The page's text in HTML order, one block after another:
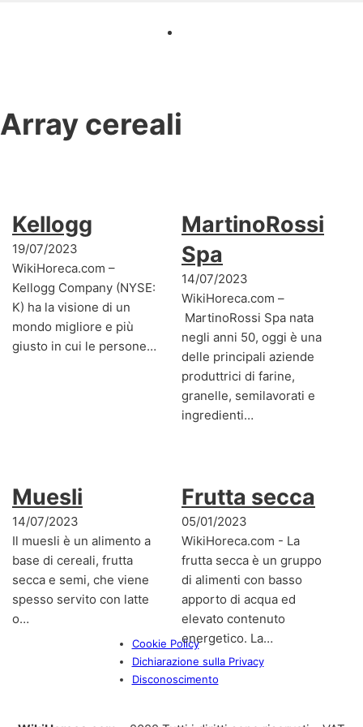
Array cereali
Kellogg
19/07/2023
WikiHoreca.com –
Kellogg Company (NYSE:
K) ha la visione di un
mondo migliore e più
giusto in cui le persone…
MartinoRossi
Spa
14/07/2023
WikiHoreca.com –
MartinoRossi Spa nata
negli anni 50, oggi è una
delle principali aziende
produttrici di farine,
granelle, semilavorati e
ingredienti…
Muesli
14/07/2023
Il muesli è un alimento a
base di cereali, frutta
secca e semi, che viene
spesso servito con latte
o…
Frutta secca
05/01/2023
WikiHoreca.com - La
frutta secca è un gruppo
di alimenti con basso
apporto di acqua ed
elevato contenuto
energetico. La…
Cookie Policy
Dichiarazione sulla Privacy
Disconoscimento